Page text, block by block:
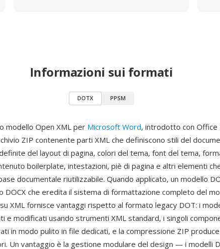
Informazioni sui formati
DOTX PPSM
modello Open XML per Microsoft Word, introdotto con Office
ZIP contenente parti XML che definiscono stili del
del layout di pagina, colori del tema, font del tema,
boilerplate, intestazioni, piè di pagina e altri elementi
documentale riutilizzabile. Quando applicato, un modello
DOCX che eredita il sistema di formattazione completo del
XML fornisce vantaggi rispetto al formato legacy DOT: i
e modificati usando strumenti XML standard, i singoli
in modo pulito in file dedicati, e la compressione ZIP
Un vantaggio è la gestione modulare del design — i modelli